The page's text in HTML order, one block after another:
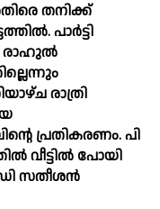
തനിക്ക്
പാര്‍ട്ടി
രാഹുല്‍
രാത്രി
പ്രതികരണം. പി
വീട്ടില്‍ പോയി
സതീശന്‍